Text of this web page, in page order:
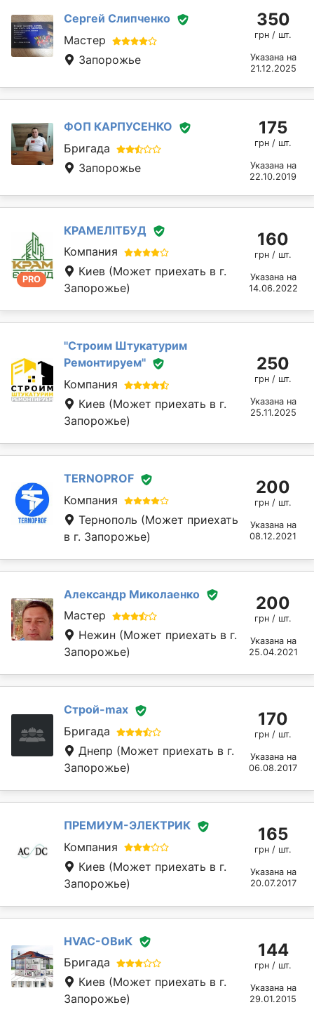
Сергей Слипченко
Мастер
Запорожье
350
грн / шт.
Указана на
21.12.2025
ФОП КАРПУСЕНКО
Бригада
Запорожье
175
грн / шт.
Указана на
22.10.2019
PRO
КРАМЕЛІТБУД
Компания
Киев (Может приехать в г.
Запорожье)
160
грн / шт.
Указана на
14.06.2022
''Строим Штукатурим
Ремонтируем''
Компания
Киев (Может приехать в г.
Запорожье)
250
грн / шт.
Указана на
25.11.2025
TERNOPROF
Компания
Тернополь (Может приехать
в г. Запорожье)
200
грн / шт.
Указана на
08.12.2021
Александр Миколаенко
Мастер
Нежин (Может приехать в г.
Запорожье)
200
грн / шт.
Указана на
25.04.2021
Строй-max
Бригада
Днепр (Может приехать в г.
Запорожье)
170
грн / шт.
Указана на
06.08.2017
ПРЕМИУМ-ЭЛЕКТРИК
Компания
Киев (Может приехать в г.
Запорожье)
165
грн / шт.
Указана на
20.07.2017
HVAC-ОВиК
Бригада
Киев (Может приехать в г.
Запорожье)
144
грн / шт.
Указана на
29.01.2015